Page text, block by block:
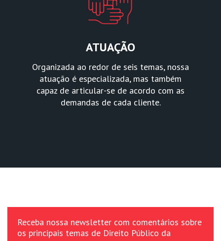
ATUAÇÃO
Organizada ao redor de seis temas, nossa
atuação é especializada, mas também
capaz de articular-se de acordo com as
demandas de cada cliente.
Receba nossa newsletter com comentários sobre
os principais temas de Direito Público da